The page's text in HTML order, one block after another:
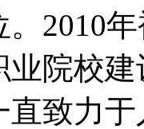
。2010
业院校
直致力